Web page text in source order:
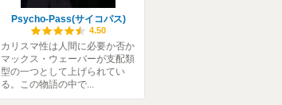
Psycho-Pass(サイコパス)
4.50
カリスマ性は人間に必要か否か
マックス・ウェーバーが支配類
型の一つとして上げられてい
る。この物語の中で...